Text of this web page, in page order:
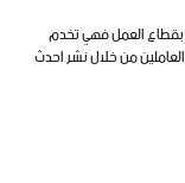
العمل فهي تخدم
من خلال نشر احدث